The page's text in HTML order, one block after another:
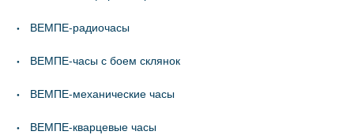
ВЕМПЕ-радиочасы
ВЕМПЕ-часы с боем склянок
ВЕМПЕ-механические часы
ВЕМПЕ-кварцевые часы